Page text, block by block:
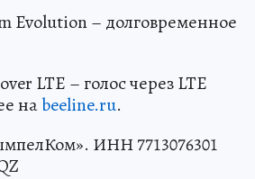
Evolution – долговременное
LTE – голос через LTE
наbeeline.ru.
ИНН 7713076301